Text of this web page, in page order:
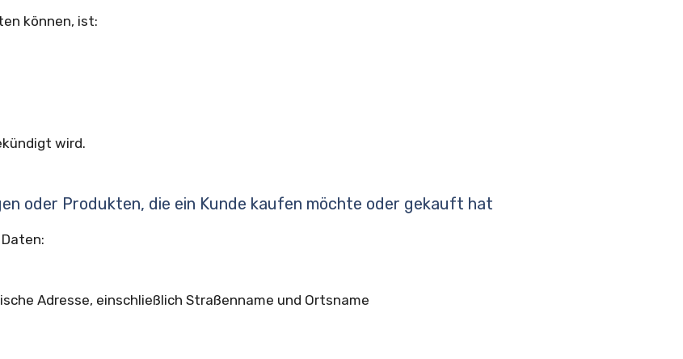
können, ist:
wird.
oder Produkten, die ein Kunde kaufen möchte oder gekauft hat
Adresse, einschließlich Straßenname und Ortsname